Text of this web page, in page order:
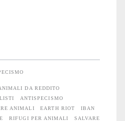
DA REDDITO
ANTISPECISMO
ANIMALI EARTH RIOT
IBAN
RIFUGI PER ANIMALI
SALVARE